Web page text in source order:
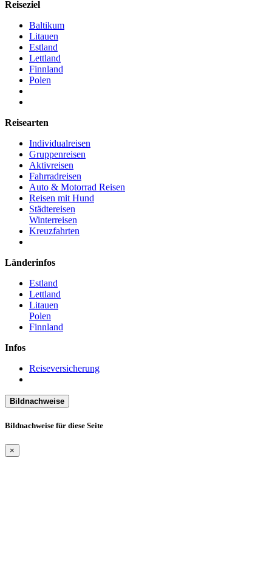
Reiseziel
Baltikum
Litauen
Estland
Lettland
Finnland
Polen
Reisearten
Individualreisen
Gruppenreisen
Aktivreisen
Fahrradreisen
Auto & Motorrad Reisen
Reisen mit Hund
Städtereisen
Winterreisen
Kreuzfahrten
Länderinfos
Estland
Lettland
Litauen
Polen
Finnland
Infos
Reiseversicherung
Bildnachweise
Bildnachweise für diese Seite
×